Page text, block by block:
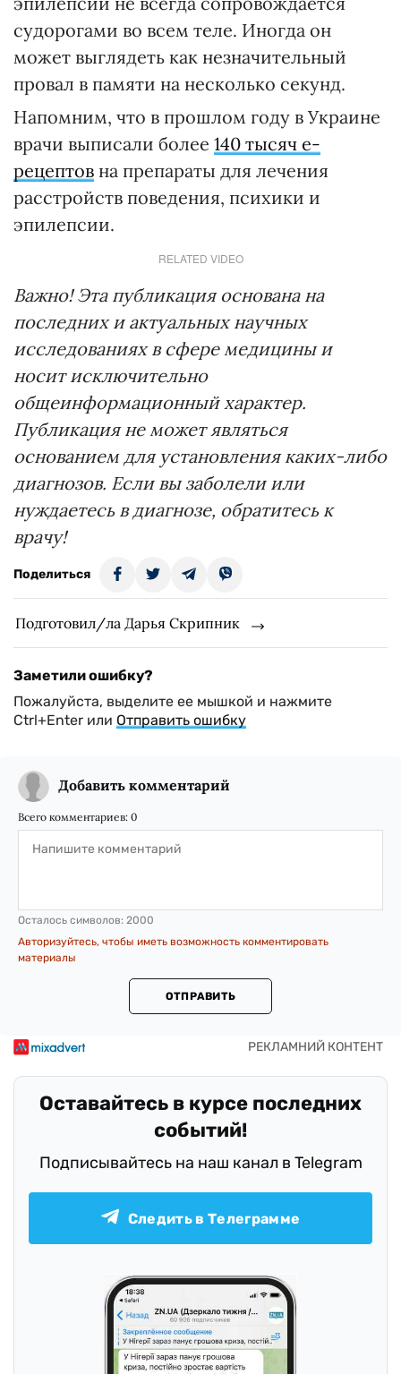
судорогами во всем теле. Иногда он
может выглядеть как незначительный
провал в памяти на несколько секунд.
Напомним, что в прошлом году в Украине
врачи выписали более 140 тысяч е-
рецептов на препараты для лечения
расстройств поведения, психики и
эпилепсии.
RELATED VIDEO
Важно! Эта публикация основана на
последних и актуальных научных
исследованиях в сфере медицины и
носит исключительно
общеинформационный характер.
Публикация не может являться
основанием для установления каких-либо
диагнозов. Если вы заболели или
нуждаетесь в диагнозе, обратитесь к
врачу!
Поделиться
Подготовил/ла Дарья Скрипник
Заметили ошибку?
Пожалуйста, выделите ее мышкой и нажмите
Ctrl+Enter или Отправить ошибку
Добавить комментарий
Всего комментариев: 0
Осталось символов: 2000
Авторизуйтесь, чтобы иметь возможность комментировать
материалы
ОТПРАВИТЬ
Оставайтесь в курсе последних
событий!
Подписывайтесь на наш канал в Telegram
Следить в Телеграмме